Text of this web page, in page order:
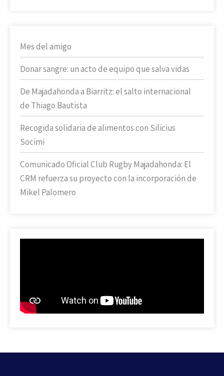
Mes del amigo
Donar sangre: un acto de equipo que salva vidas
De Majadahonda a Biarritz: el salto internacional
de Thiago Bautista
Recogida solidaria de alimentos con Silicius
Socimi
Comunicado Oficial Club Rugby Majadahonda: El
CRM refuerza su proyecto con la incorporación de
Mikel Palomero